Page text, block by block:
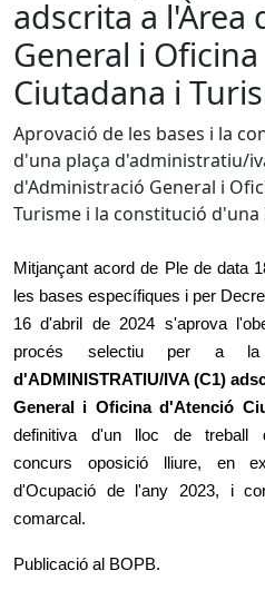
adscrita a l'Àrea
General i
Ciutadana i
Aprovació de les bases i la
d'una plaça d'administratiu/
d'Administració General i
Turisme i la constitució
Mitjançant acord de Ple de data
les bases específiques i per
16 d'abril de 2024 s'aprova
procés selectiu per a
d'ADMINISTRATIU/IVA (C1)
General i Oficina d'Atenció
definitiva d'un lloc de treball
concurs oposició lliure, en
d'Ocupació de l'any 2023, i
comarcal.
Publicació al BOPB.